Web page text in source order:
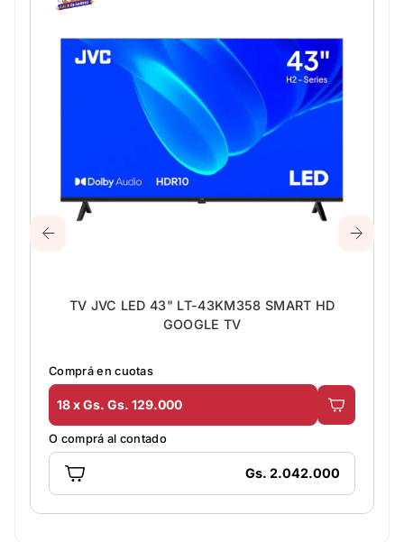
TV JVC LED 43" LT-43KM358 SMART HD
GOOGLE TV
Comprá en cuotas
18 x Gs. Gs. 129.000
O comprá al contado
Gs. 2.042.000